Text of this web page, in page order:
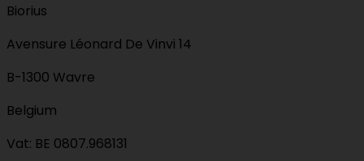
Biorius
Avensure Léonard De Vinvi 14
B-1300 Wavre
Belgium
Vat: BE 0807.968131